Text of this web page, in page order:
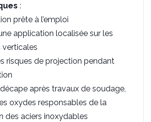
:
prête à l’emploi
application localisée sur les
verticales
risques de projection pendant
après travaux de soudage,
oxydes responsables de la
des aciers inoxydables